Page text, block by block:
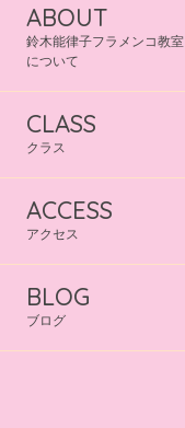
ABOUT
鈴木能律子フラメンコ教室
について
CLASS
クラス
ACCESS
アクセス
BLOG
ブログ